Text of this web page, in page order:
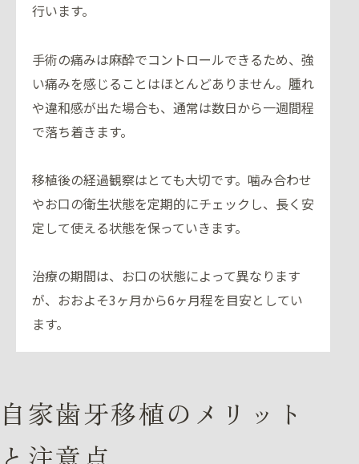
行います。
手術の痛みは麻酔でコントロールできるため、強
い痛みを感じることはほとんどありません。腫れ
や違和感が出た場合も、通常は数日から一週間程
で落ち着きます。
移植後の経過観察はとても大切です。噛み合わせ
やお口の衛生状態を定期的にチェックし、長く安
定して使える状態を保っていきます。
治療の期間は、お口の状態によって異なります
が、おおよそ3ヶ月から6ヶ月程を目安としてい
ます。
自家歯牙移植のメリット
と注意点